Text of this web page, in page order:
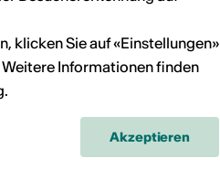
klicken Sie auf «Einstellungen»
Weitere Informationen finden
.
Akzeptieren